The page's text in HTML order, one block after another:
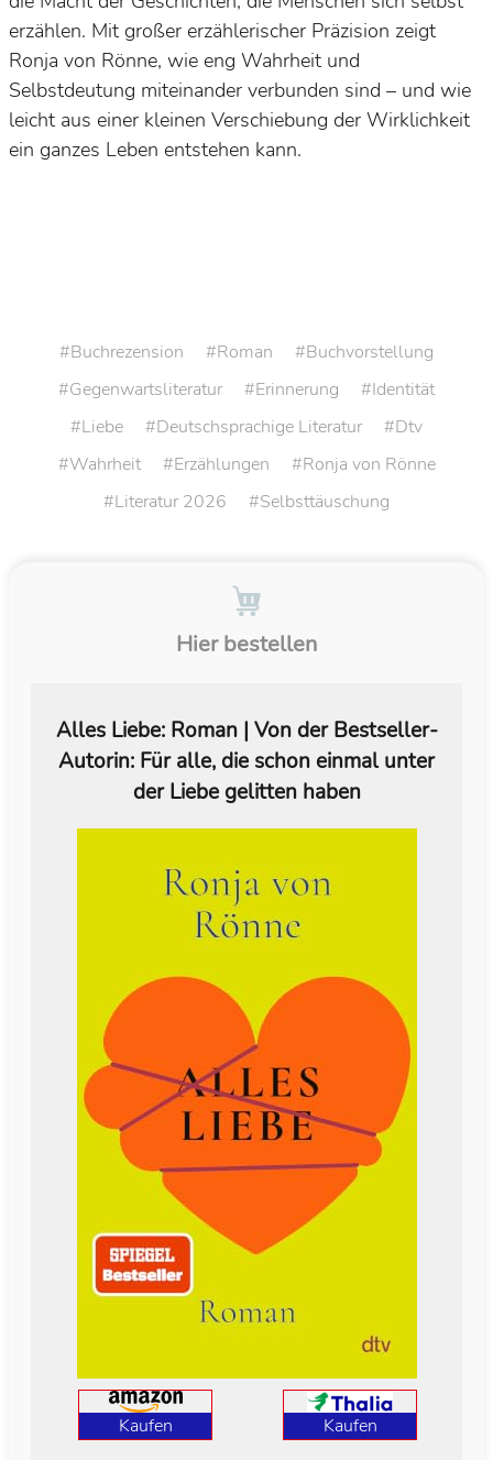
erzählen. Mit großer erzählerischer Präzision zeigt
Ronja von Rönne, wie eng Wahrheit und
Selbstdeutung miteinander verbunden sind – und wie
leicht aus einer kleinen Verschiebung der Wirklichkeit
ein ganzes Leben entstehen kann.
Buchrezension Roman
Buchvorstellung
Gegenwartsliteratur
Erinnerung
Identität
Liebe
Deutschsprachige Literatur
Dtv
Wahrheit
Erzählungen
Ronja von Rönne
Literatur 2026
Selbsttäuschung
Hier bestellen
Alles Liebe: Roman | Von der Bestseller-
Autorin: Für alle, die schon einmal unter
der Liebe gelitten haben
Kaufen Kaufen